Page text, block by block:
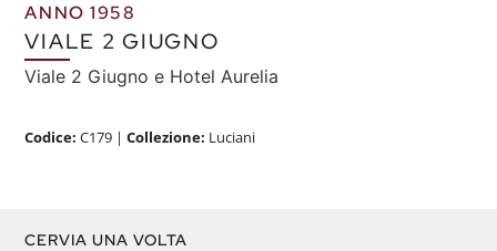
ANNO 1958
VIALE 2 GIUGNO
Viale 2 Giugno e Hotel Aurelia
Codice:C179 |Collezione: Luciani
CERVIA UNA VOLTA